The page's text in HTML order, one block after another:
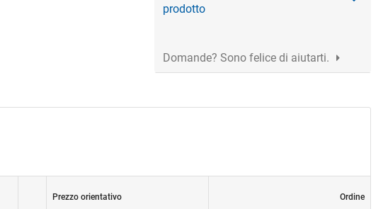
prodotto
Domande? Sono felice di aiutarti.
Prezzo orientativo Ordine